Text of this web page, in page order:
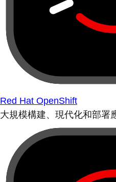
Red Hat OpenShift
大規模構建、現代化和部署